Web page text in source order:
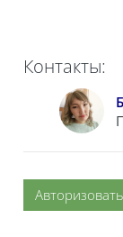
Контакты: